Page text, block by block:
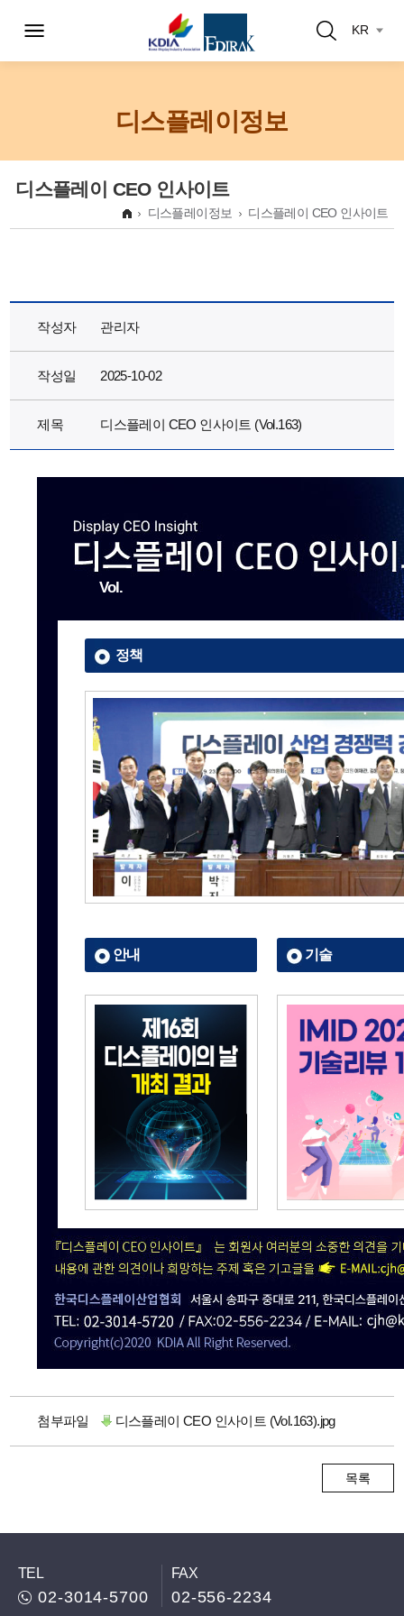
KR
디스플레이정보
디스플레이 CEO 인사이트
디스플레이정보 디스플레이 CEO 인사이트
작성자 관리자
작성일 2025-10-02
제목 디스플레이 CEO 인사이트 (Vol.163)
Vol.
정책
안내 기술
첨부파일 디스플레이 CEO 인사이트 (Vol.163).jpg
목록
TEL
02-3014-5700
FAX
02-556-2234